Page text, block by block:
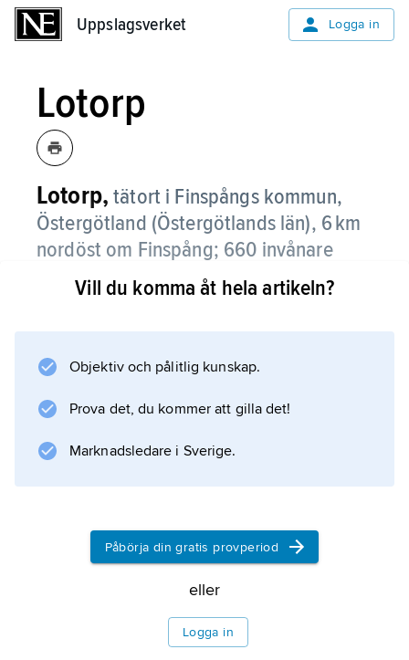
Uppslagsverket Logga in
Lotorp
Lotorp, tätort i Finspångs kommun,
Östergötland (Östergötlands län), 6 km
nordöst om Finspång; 660 invånare
(2021).
Finspång och Norrköping.
Information om artikeln
Vill du komma åt hela artikeln?
Objektiv och pålitlig kunskap.
Prova det, du kommer att gilla det!
Marknadsledare i Sverige.
Påbörja din gratis provperiod
eller
Logga in